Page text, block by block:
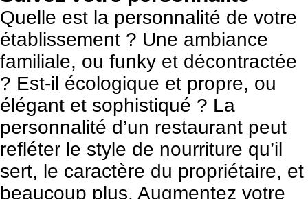
Quelle est la personnalité de votre
établissement ? Une ambiance
familiale, ou funky et décontractée
? Est-il écologique et propre, ou
élégant et sophistiqué ? La
personnalité d’un restaurant peut
refléter le style de nourriture qu’il
sert, le caractère du propriétaire, et
beaucoup plus. Augmentez votre